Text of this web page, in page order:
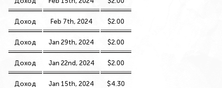
Доход Feb 7th, 2024 $2.00
Доход Jan 29th, 2024 $2.00
Доход Jan 22nd, 2024 $2.00
Доход Jan 15th, 2024 $4.30